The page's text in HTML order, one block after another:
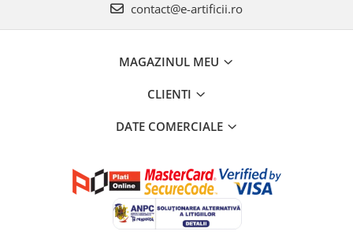
contact@e-artificii.ro
MAGAZINUL MEU
CLIENTI
DATE COMERCIALE